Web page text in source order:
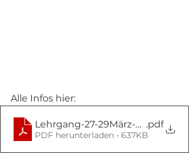
Alle Infos hier:
Lehrgang-27-29März-Wahnfried
.pdf
PDF herunterladen • 637KB